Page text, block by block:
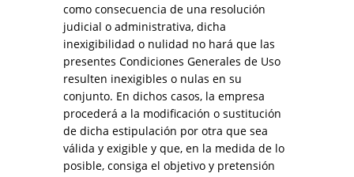
como consecuencia de una resolución
judicial o administrativa, dicha
inexigibilidad o nulidad no hará que las
presentes Condiciones Generales de Uso
resulten inexigibles o nulas en su
conjunto. En dichos casos, la empresa
procederá a la modificación o sustitución
de dicha estipulación por otra que sea
válida y exigible y que, en la medida de lo
posible, consiga el objetivo y pretensión